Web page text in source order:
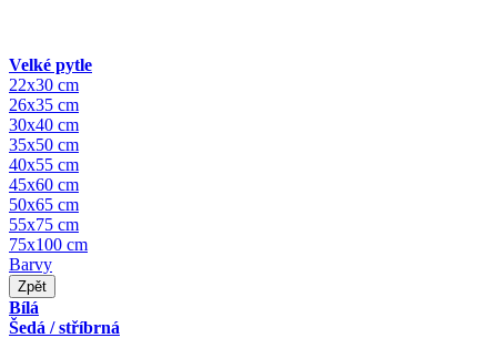
Velké pytle
22x30 cm
26x35 cm
30x40 cm
35x50 cm
40x55 cm
45x60 cm
50x65 cm
55x75 cm
75x100 cm
Barvy
Zpět
Bílá
Šedá / stříbrná